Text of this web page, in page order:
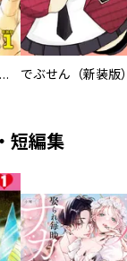
探偵犬シャードック（新装版） でぶせん（新装版）
短編集